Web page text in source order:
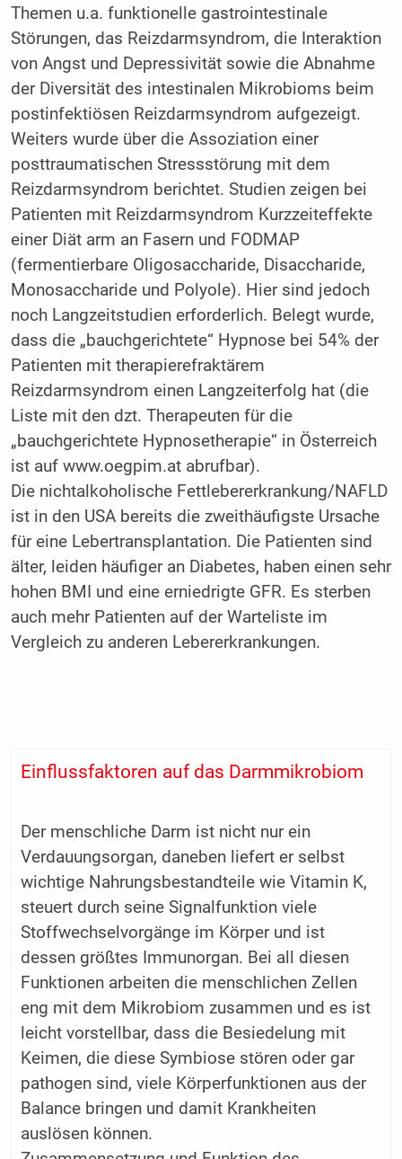
Themen u.a. funktionelle gastrointestinale
Störungen, das Reizdarmsyndrom, die Interaktion
von Angst und Depressivität sowie die Abnahme
der Diversität des intestinalen Mikrobioms beim
postinfektiösen Reizdarmsyndrom aufgezeigt.
Weiters wurde über die Assoziation einer
posttraumatischen Stressstörung mit dem
Reizdarmsyndrom berichtet. Studien zeigen bei
Patienten mit Reizdarmsyndrom Kurzzeiteffekte
einer Diät arm an Fasern und FODMAP
(fermentierbare Oligosaccharide, Disaccharide,
Monosaccharide und Polyole). Hier sind jedoch
noch Langzeitstudien erforderlich. Belegt wurde,
dass die „bauchgerichtete“ Hypnose bei 54% der
Patienten mit therapierefraktärem
Reizdarmsyndrom einen Langzeiterfolg hat (die
Liste mit den dzt. Therapeuten für die
„bauchgerichtete Hypnosetherapie“ in Österreich
ist auf www.oegpim.at abrufbar).
Die nichtalkoholische Fettlebererkrankung/NAFLD
ist in den USA bereits die zweithäufigste Ursache
für eine Lebertransplantation. Die Patienten sind
älter, leiden häufiger an Diabetes, haben einen sehr
hohen BMI und eine erniedrigte GFR. Es sterben
auch mehr Patienten auf der Warteliste im
Vergleich zu anderen Lebererkrankungen.
Einflussfaktoren auf das Darmmikrobiom
Der menschliche Darm ist nicht nur ein
Verdauungsorgan, daneben liefert er selbst
wichtige Nahrungsbestandteile wie Vitamin K,
steuert durch seine Signalfunktion viele
Stoffwechselvorgänge im Körper und ist
dessen größtes Immunorgan. Bei all diesen
Funktionen arbeiten die menschlichen Zellen
eng mit dem Mikrobiom zusammen und es ist
leicht vorstellbar, dass die Besiedelung mit
Keimen, die diese Symbiose stören oder gar
pathogen sind, viele Körperfunktionen aus der
Balance bringen und damit Krankheiten
auslösen können.